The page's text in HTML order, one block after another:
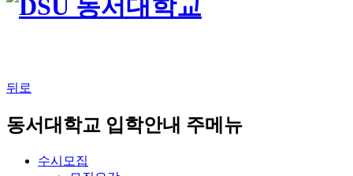
뒤로
동서대학교 입학안내 주메뉴
수시모집